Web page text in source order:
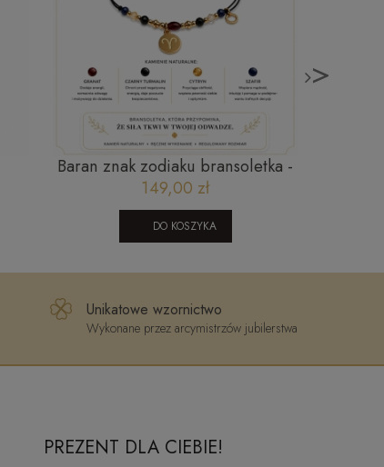
I
Baran znak zodiaku bransoletka -
granat, czarny turmalin, cytryn,
szafir
149,00 zł
DO KOSZYKA
>
Unikatowe wzornictwo
Wykonane przez arcymistrzów jubilerstwa
PREZENT DLA CIEBIE!